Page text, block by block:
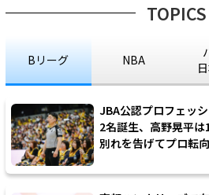
TOPICS
Bリーグ NBA
JBA公認プロフェッ
2名誕生、高野晃平
別れを告げてプロ転